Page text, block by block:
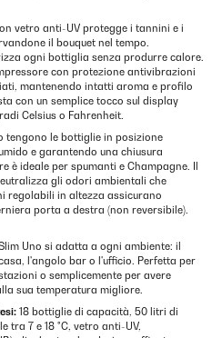
vetro anti-UV protegge i tannini e i
il bouquet nel tempo.
ogni bottiglia senza produrre calore.
con protezione antivibrazioni
mantenendo intatti aroma e profilo
con un semplice tocco sul display
Celsius o Fahrenheit.
tengono le bottiglie in posizione
e garantendo una chiusura
è ideale per spumanti e Champagne. Il
gli odori ambientali che
regolabili in altezza assicurano
porta a destra (non reversibile).
Uno si adatta a ogni ambiente: il
l'angolo bar o l'ufficio. Perfetta per
o semplicemente per avere
sua temperatura migliore.
18 bottiglie di capacità, 50 litri di
tra 7 e 18 °C, vetro anti-UV,